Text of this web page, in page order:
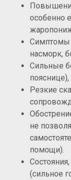
особенно
Симптомы
насморк,
Сильные
Резкие
не
помощи).
(сильное